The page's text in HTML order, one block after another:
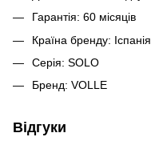
Гарантія: 60 місяців
Країна бренду: Іспанія
Серія: SOLO
Бренд: VOLLE
Відгуки